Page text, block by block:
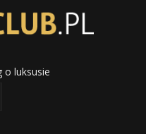
o luksusie